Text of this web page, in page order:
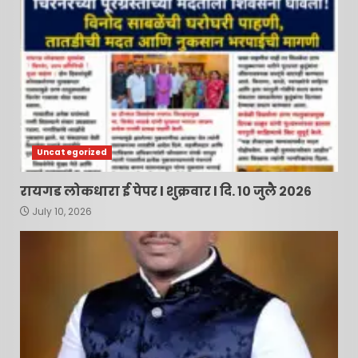
Uncategorized
रायगड लोकधारा ई पेपर l शुक्रवार l दि. १० जुलै २०२६
July 10, 2026